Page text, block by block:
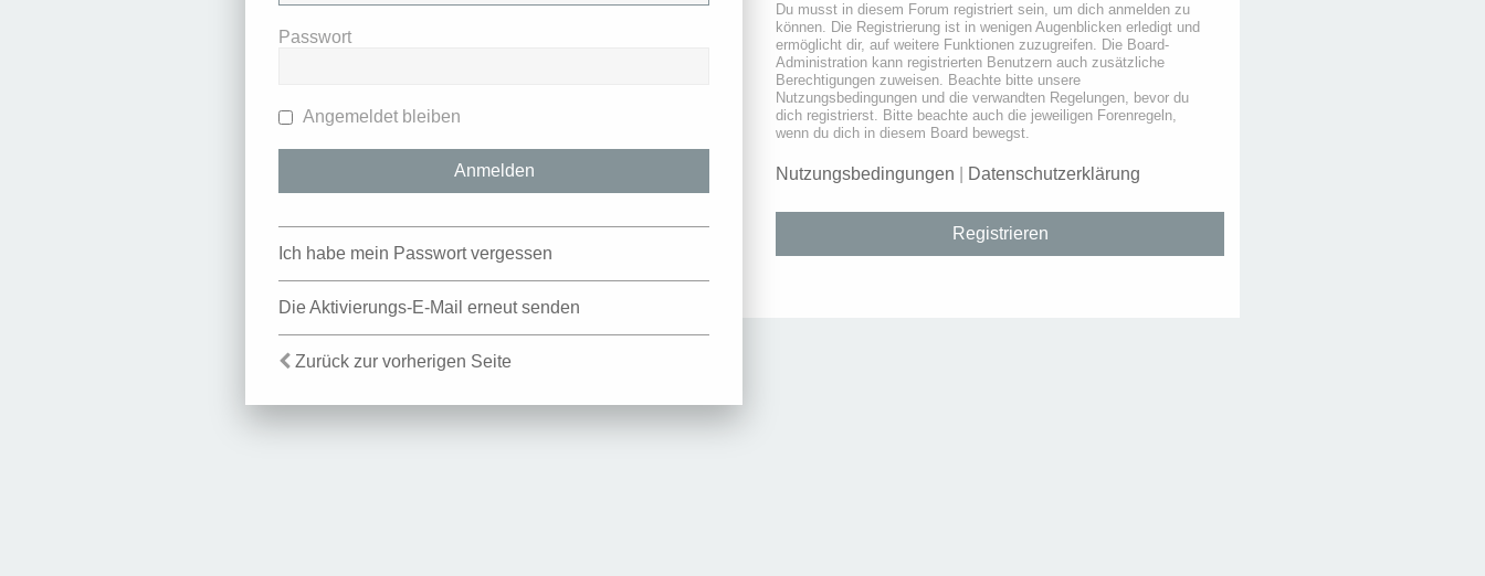
Passwort
Angemeldet bleiben
Ich habe mein Passwort vergessen
Die Aktivierungs-E-Mail erneut senden
Zurück zur vorherigen Seite
Du musst in diesem Forum registriert sein, um dich anmelden zu
können. Die Registrierung ist in wenigen Augenblicken erledigt und
ermöglicht dir, auf weitere Funktionen zuzugreifen. Die Board-
Administration kann registrierten Benutzern auch zusätzliche
Berechtigungen zuweisen. Beachte bitte unsere
Nutzungsbedingungen und die verwandten Regelungen, bevor du
dich registrierst. Bitte beachte auch die jeweiligen Forenregeln,
wenn du dich in diesem Board bewegst.
Nutzungsbedingungen Datenschutzerklärung
Registrieren